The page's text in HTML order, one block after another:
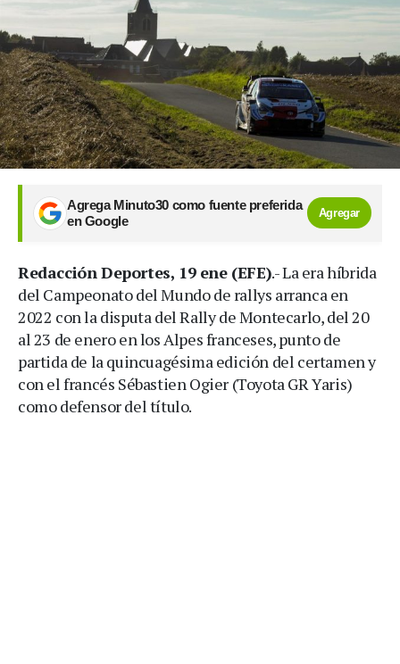
Agrega Minuto30 como fuente preferida
en Google
Agregar
Redacción Deportes, 19 ene (EFE).- La era híbrida
del Campeonato del Mundo de rallys arranca en
2022 con la disputa del Rally de Montecarlo, del 20
al 23 de enero en los Alpes franceses, punto de
partida de la quincuagésima edición del certamen y
con el francés Sébastien Ogier (Toyota GR Yaris)
como defensor del título.